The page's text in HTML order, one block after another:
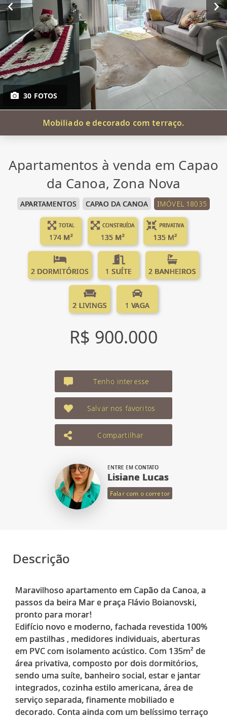
30 FOTOS
Mobiliado e decorado com terraço.
Apartamentos à venda em Capao
da Canoa, Zona Nova
APARTAMENTOS CAPAO DA CANOA IMÓVEL 18035
TOTAL
174 M²
CONSTRUÍDA
135 M²
PRIVATIVA
135 M²
2 DORMITÓRIOS 1 SUÍTE 2 BANHEIROS
2 LIVINGS 1 VAGA
R$ 900.000
Tenho interesse
Salvar nos favoritos
Compartilhar
ENTRE EM CONTATO
Lisiane Lucas
Falar com o corretor
Descrição
Maravilhoso apartamento em Capão da Canoa, a
passos da beira Mar e praça Flávio Boianovski,
pronto para morar!
Edifício novo e moderno, fachada revestida 100%
em pastilhas , medidores individuais, aberturas
em PVC com isolamento acústico. Com 135m² de
área privativa, composto por dois dormitórios,
sendo uma suíte, banheiro social, estar e jantar
integrados, cozinha estilo americana, área de
serviço separada, finamente mobiliado e
decorado. Conta ainda com um belíssimo terraço